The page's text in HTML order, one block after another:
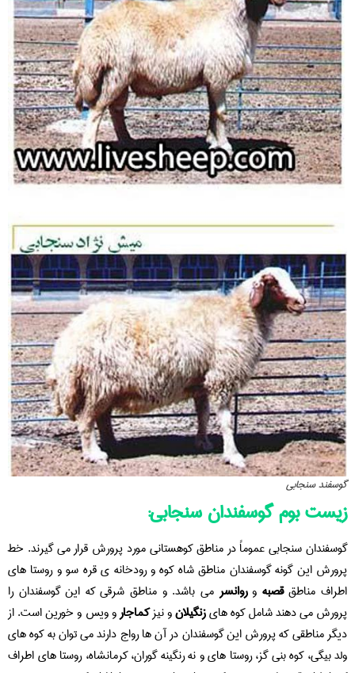
گوسفند سنجابی
زیست بوم گوسفندان سنجابی:
گوسفندان سنجابی عموماً در مناطق کوهستانی مورد پرورش قرار می گیرند. خط
پرورش این گونه گوسفندان مناطق شاه کوه و رودخانه ی قره سو و روستا های
اطراف مناطققصبه وروانسرمی باشد. و مناطق شرقی که این گوسفندان را
پرورش می دهند شامل کوه هایزنگیلانو نیزکماجارو ویس و خورین است. از
دیگر مناطقی که پرورش این گوسفندان در آن ها رواج دارند می توان به کوه های
ولد بیگی، کوه بنی گز، روستا های و نه رنگینه گوران، کرمانشاه، روستا های اطراف